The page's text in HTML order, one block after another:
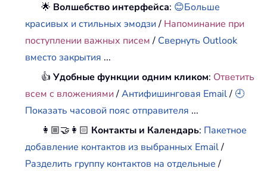
🌟 Волшебство интерфейса: 😊Больше
красивых и стильных эмодзи/ Напоминание при
поступлении важных писем/ Свернуть Outlook
вместо закрытия ...
👍Удобные функции одним кликом: Ответить
всем с вложениями /Антифишинговая Email/ 🕘
Показать часовой пояс отправителя ...
👩🏼‍🤝‍👩🏻 Контакты и Календарь: Пакетное
добавление контактов из выбранных Email/
Разделить группу контактов на отдельные/